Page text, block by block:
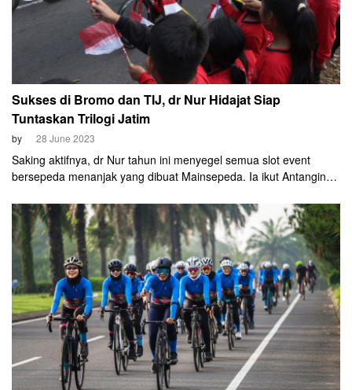
Sukses di Bromo dan TIJ, dr Nur Hidajat Siap
Tuntaskan Trilogi Jatim
by 28 June 2023
Saking aktifnya, dr Nur tahun ini menyegel semua slot event
bersepeda menanjak yang dibuat Mainsepeda. Ia ikut Antangin
(COT).